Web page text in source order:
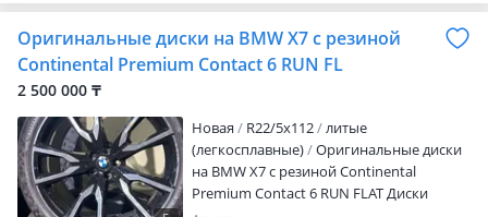
накладная, фиск. Чек. Доставка по
Алматы бесплатно! Отправка по РК и
СНГ! А так же в наличии имеются шины
Оригинальные диски на BMW X7 с резиной
Continental Premium Contact 6 RUN FL
2 500 000 ₸
Новая R22/5x112
литые
(легкосплавные)
Оригинальные диски
на BMW X7 с резиной Continental
Premium Contact 6 RUN FLAT Диски